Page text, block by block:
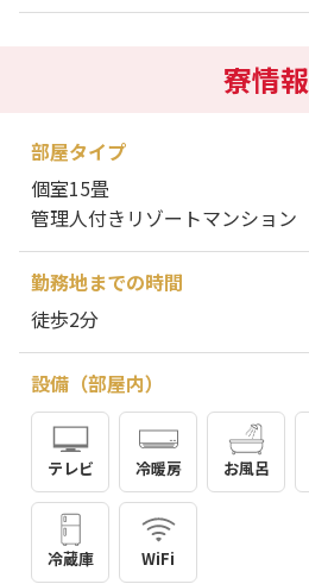
寮情報
部屋タイプ
個室15畳
管理人付きリゾートマンション
勤務地までの時間
徒歩2分
設備（部屋内）
テレビ 冷暖房 お風呂
冷蔵庫 WiFi